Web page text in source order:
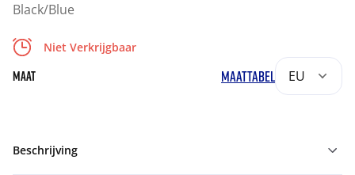
Black/Blue
Niet Verkrijgbaar
MAAT MAATTABEL EU
Beschrijving